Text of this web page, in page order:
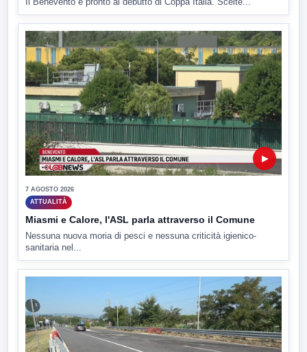
▶
7 AGOSTO 2026
ATTUALITÀ
Miasmi e Calore, l'ASL parla attraverso il Comune
Nessuna nuova moria di pesci e nessuna criticità igienico-
sanitaria nel...